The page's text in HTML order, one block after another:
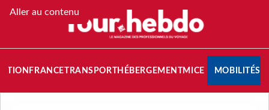
Aller au contenu
FRANCETRANSPORT HÉBERGEMENTMICE MOBILITÉS